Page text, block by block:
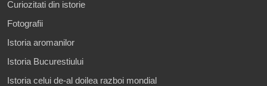
Curiozitati din istorie
Fotografii
Istoria aromanilor
Istoria Bucurestiului
Istoria celui de-al doilea razboi mondial